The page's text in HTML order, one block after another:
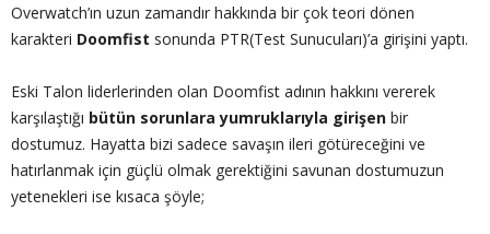
Overwatch’ın uzun zamandır hakkında bir çok teori dönen
karakteri Doomfist sonunda PTR(Test Sunucuları)’a girişini yaptı.
Eski Talon liderlerinden olan Doomfist adının hakkını vererek
karşılaştığı bütün sorunlara yumruklarıyla girişen bir
dostumuz. Hayatta bizi sadece savaşın ileri götüreceğini ve
hatırlanmak için güçlü olmak gerektiğini savunan dostumuzun
yetenekleri ise kısaca şöyle;